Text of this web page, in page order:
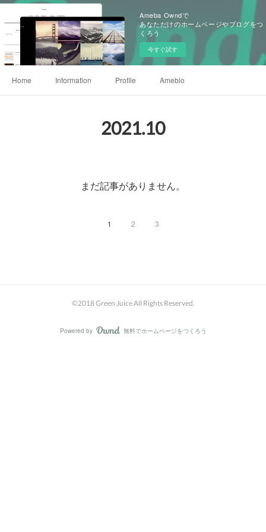
Ameba Owndで
あなただけのホームページやブログをつ
くろう
今すぐ試す
Home Information Profile Ameblo
2021.10
まだ記事がありません。
1 2 3
©2018 Green Juice All Rights Reserved.
Powered by AmebaOwnd
無料でホームページをつくろう